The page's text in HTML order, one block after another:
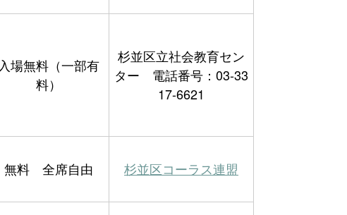
入場無料（一部有
料）
杉並区立社会教育セン
ター 電話番号：03-33
17-6621
無料 全席自由 杉並区コーラス連盟